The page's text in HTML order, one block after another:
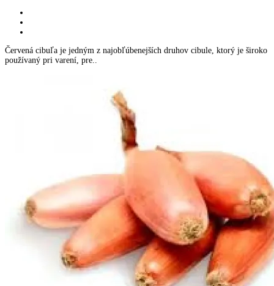
Červená cibuľa je jedným z najobľúbenejších druhov cibule, ktorý je široko
používaný pri varení, pre..